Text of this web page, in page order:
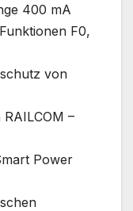
400 mA
F0,
von
–
Power